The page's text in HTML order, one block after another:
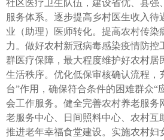
社区医疗卫生队伍，建设省优、县强
服务体系。逐步提高乡村医生收入待
业（助理）医师转化。提高农村传染
力。做好农村新冠病毒感染疫情防控
群医疗保障，最大程度维护好农村居
生活秩序。优化低保审核确认流程，
台”作用，确保符合条件的困难群众“
会工作服务。健全完善农村养老服务
老服务中心、日间照料中心、农村互
推进老年幸福食堂建设。实施农村妇